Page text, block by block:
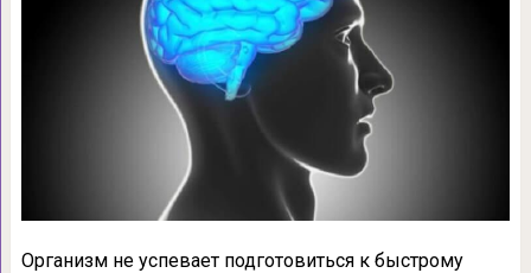
Организм не успевает подготовиться к быстрому